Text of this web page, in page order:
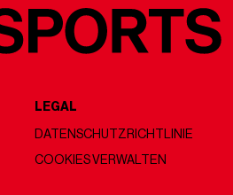
LEGAL
DATENSCHUTZRICHTLINIE
COOKIES VERWALTEN